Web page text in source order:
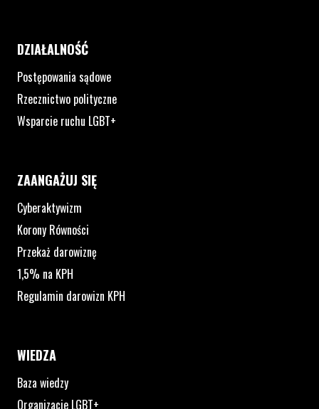
DZIAŁALNOŚĆ
Postępowania sądowe
Rzecznictwo polityczne
Wsparcie ruchu LGBT+
ZAANGAŻUJ SIĘ
Cyberaktywizm
Korony Równości
Przekaż darowiznę
1,5% na KPH
Regulamin darowizn KPH
WIEDZA
Baza wiedzy
Organizacje LGBT+